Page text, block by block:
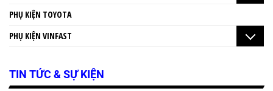
PHỤ KIỆN TOYOTA
PHỤ KIỆN VINFAST
TIN TỨC & SỰ KIỆN